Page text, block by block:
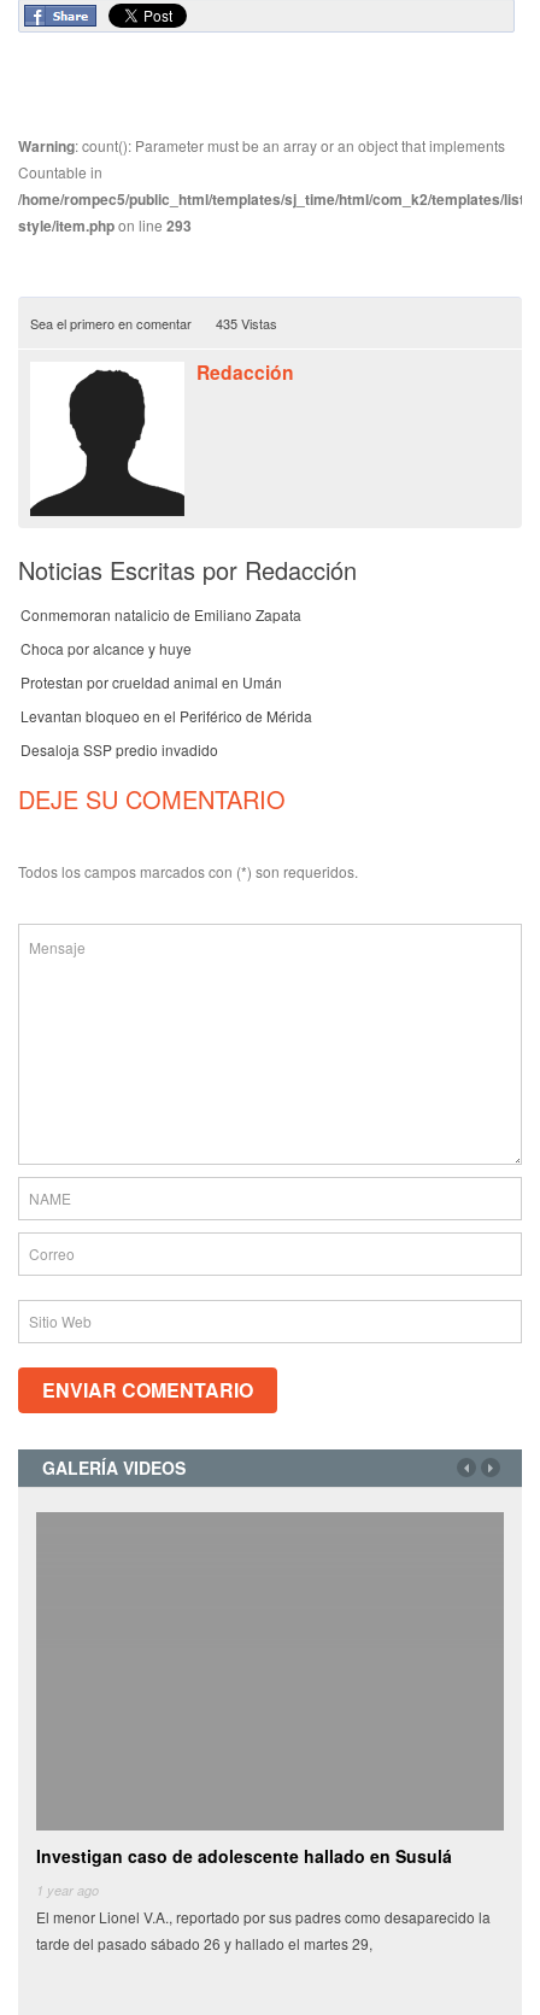
Warning: count(): Parameter must be an array or an object that implements
Countable in
/home/rompec5/public_html/templates/sj_time/html/com_k2/templates/
style/item.phpon line 293
Sea el primero en comentar 435 Vistas
Redacción
Noticias Escritas por Redacción
Conmemoran natalicio de Emiliano Zapata
Choca por alcance y huye
Protestan por crueldad animal en Umán
Levantan bloqueo en el Periférico de Mérida
Desaloja SSP predio invadido
DEJE SU COMENTARIO
Todos los campos marcados con (*) son requeridos.
GALERÍA VIDEOS
Investigan caso de adolescente hallado en Susulá
1 year ago
El menor Lionel V.A., reportado por sus padres como desaparecido la
tarde del pasado sábado 26 y hallado el martes 29,